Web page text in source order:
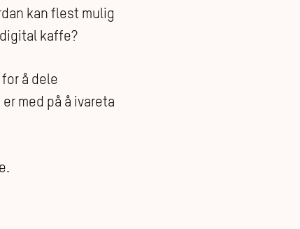
kan flest mulig
kaffe?
å dele
med på å ivareta